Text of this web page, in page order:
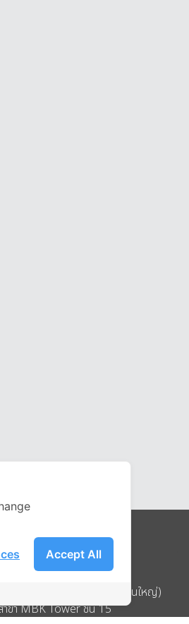
กไนท์ เอ สตาร์ จำกัด (สำนักงานใหญ่)
ขา MBK Tower ชั้น 15
Accept All